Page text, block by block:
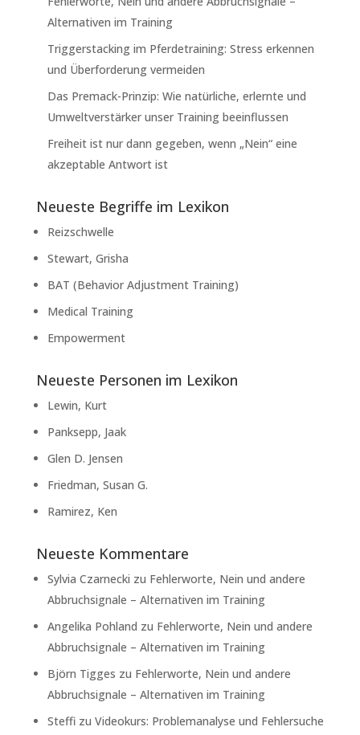
Alternativen im Training
Triggerstacking im Pferdetraining: Stress erkennen
und Überforderung vermeiden
Das Premack-Prinzip: Wie natürliche, erlernte und
Umweltverstärker unser Training beeinflussen
Freiheit ist nur dann gegeben, wenn „Nein“ eine
akzeptable Antwort ist
Neueste Begriffe im Lexikon
Reizschwelle
Stewart, Grisha
BAT (Behavior Adjustment Training)
Medical Training
Empowerment
Neueste Personen im Lexikon
Lewin, Kurt
Panksepp, Jaak
Glen D. Jensen
Friedman, Susan G.
Ramirez, Ken
Neueste Kommentare
Sylvia Czarnecki zu Fehlerworte, Nein und andere
Abbruchsignale – Alternativen im Training
Angelika Pohland zu Fehlerworte, Nein und andere
Abbruchsignale – Alternativen im Training
Björn Tigges zu Fehlerworte, Nein und andere
Abbruchsignale – Alternativen im Training
Steffizu Videokurs: Problemanalyse und Fehlersuche